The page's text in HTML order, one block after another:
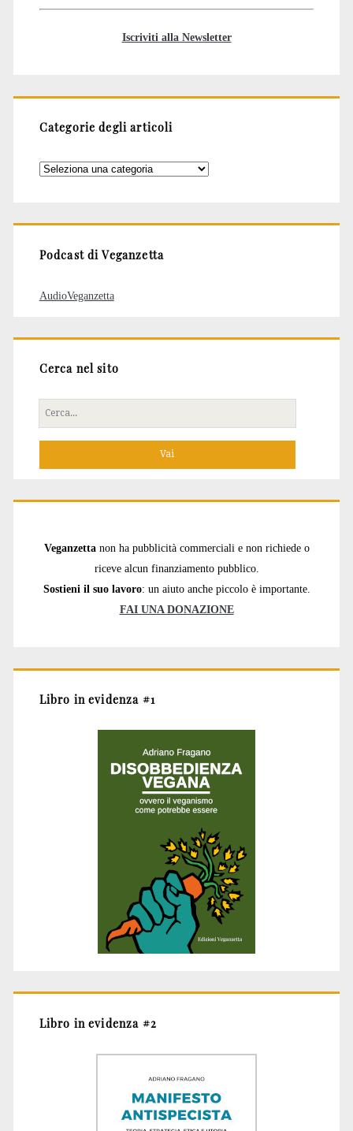
Iscriviti alla Newsletter
Categorie degli articoli
Categorie
Podcast di Veganzetta
AudioVeganzetta
Cerca nel sito
Cerca
per:
Veganzetta non ha pubblicità commerciali e non richiede o
riceve alcun finanziamento pubblico.
Sostieni il suo lavoro: un aiuto anche piccolo è importante.
FAI UNA DONAZIONE
Libro in evidenza #1
Libro in evidenza #2